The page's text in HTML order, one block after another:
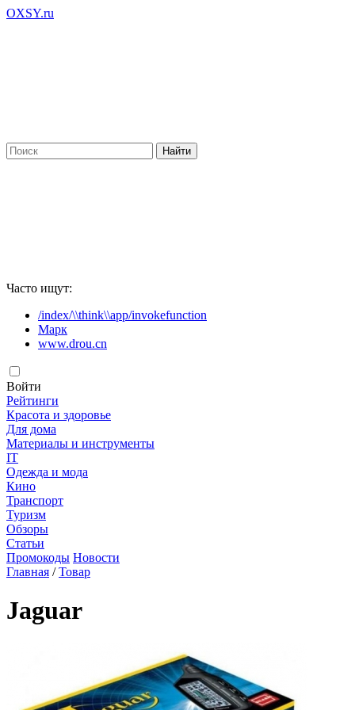
OXSY.ru
Часто ищут:
/index/\\think\\app/invokefunction
Марк
www.drou.cn
Войти
Рейтинги
Красота и здоровье
Для дома
Материалы и инструменты
IT
Одежда и мода
Кино
Транспорт
Туризм
Обзоры
Статьи
Промокоды Новости
Главная /Товар
Jaguar